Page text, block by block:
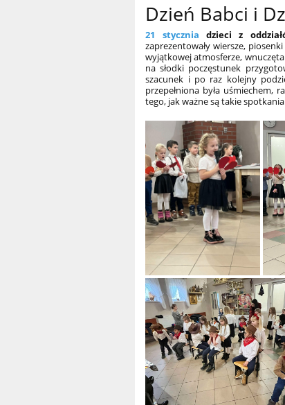
Dzień Babci i
21 stycznia dzieci z
zaprezentowały wiersze,
wyjątkowej atmosferze,
na słodki poczęstunek
szacunek i po raz kolejny
przepełniona była uśmiechem,
tego, jak ważne są takie